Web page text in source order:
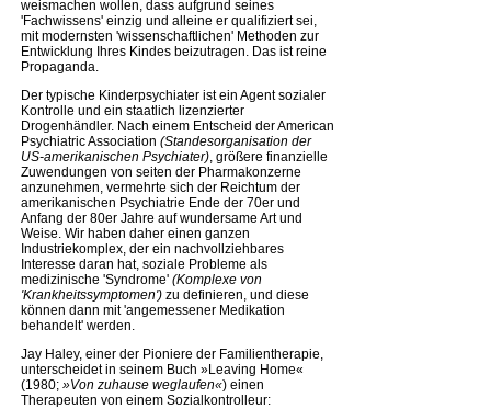
weismachen wollen, dass aufgrund seines
'Fachwissens' einzig und alleine er qualifiziert sei,
mit modernsten 'wissenschaftlichen' Methoden zur
Entwicklung Ihres Kindes beizutragen. Das ist reine
Propaganda.
Der typische Kinderpsychiater ist ein Agent sozialer
Kontrolle und ein staatlich lizenzierter
Drogenhändler. Nach einem Entscheid der American
Psychiatric Association (Standesorganisation der
US-amerikanischen Psychiater), größere finanzielle
Zuwendungen von seiten der Pharmakonzerne
anzunehmen, vermehrte sich der Reichtum der
amerikanischen Psychiatrie Ende der 70er und
Anfang der 80er Jahre auf wundersame Art und
Weise. Wir haben daher einen ganzen
Industriekomplex, der ein nachvollziehbares
Interesse daran hat, soziale Probleme als
medizinische 'Syndrome' (Komplexe von
'Krankheitssymptomen') zu definieren, und diese
können dann mit 'angemessener Medikation
behandelt' werden.
Jay Haley, einer der Pioniere der Familientherapie,
unterscheidet in seinem Buch »Leaving Home«
(1980; »Von zuhause weglaufen«) einen
Therapeuten von einem Sozialkontrolleur: